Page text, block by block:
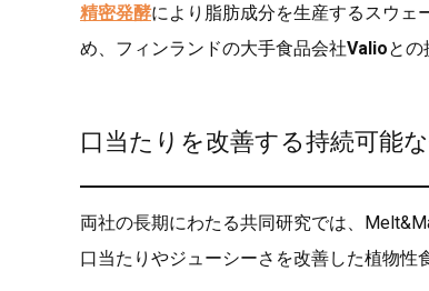
精密発酵により脂肪成分を生産するスウェ
め、フィンランドの大手食品会社Valioとの
口当たりを改善する持続可能
両社の長期にわたる共同研究では、
口当たりやジューシーさを改善した植物性